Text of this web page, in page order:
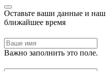
Оставьте ваши данные и
ближайшее время
Важно заполнить это поле.